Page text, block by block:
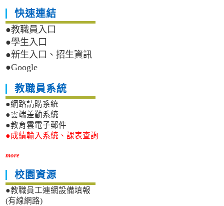
快速連結
●教職員入口
●學生入口
●新生入口、招生資訊
●Google
教職員系統
●網路請購系統
●雲端差勤系統
●教育雲電子郵件
●成績輸入系統、課表查詢
more
校園資源
●教職員工連網設備填報
(有線網路)